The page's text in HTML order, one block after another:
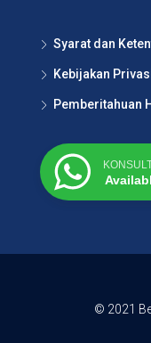
Syarat dan
Kebijakan
Pemberitahuan
© 2021